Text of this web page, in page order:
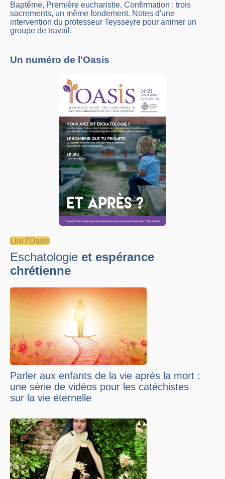
Baptême, Première eucharistie, Confirmation : trois
sacrements, un même fondement. Notes d'une
intervention du professeur Teysseyre pour animer un
groupe de travail.
Un numéro de l'Oasis
Lire l'Oasis
Eschatologie et espérance
chrétienne
Parler aux enfants de la vie après la mort :
une série de vidéos pour les catéchistes
sur la vie éternelle